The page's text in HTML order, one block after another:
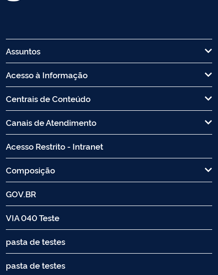
Assuntos
Acesso à Informação
Centrais de Conteúdo
Canais de Atendimento
Acesso Restrito - Intranet
Composição
GOV.BR
VIA 040 Teste
pasta de testes
pasta de testes